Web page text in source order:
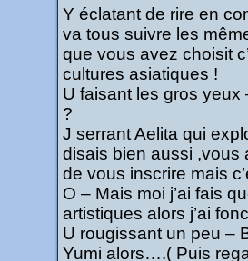
Y éclatant de rire en
va tous suivre les
que vous avez choisit
cultures asiatiques !
U faisant les gros
?
J serrant Aelita qui
disais bien aussi ,vous
de vous inscrire mais
O – Mais moi j’ai fais
artistiques alors j’ai
U rougissant un peu –
Yumi alors….( Puis